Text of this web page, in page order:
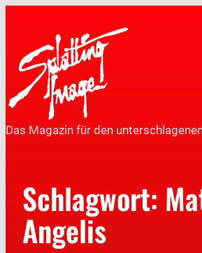
Das Magazin für den
Schlagwort:
Angelis